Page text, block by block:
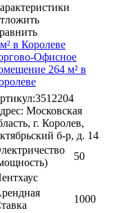
в Королеве
Офисное
264 м² в
Московская
г. Королев,
б-р, д. 14
50
1000